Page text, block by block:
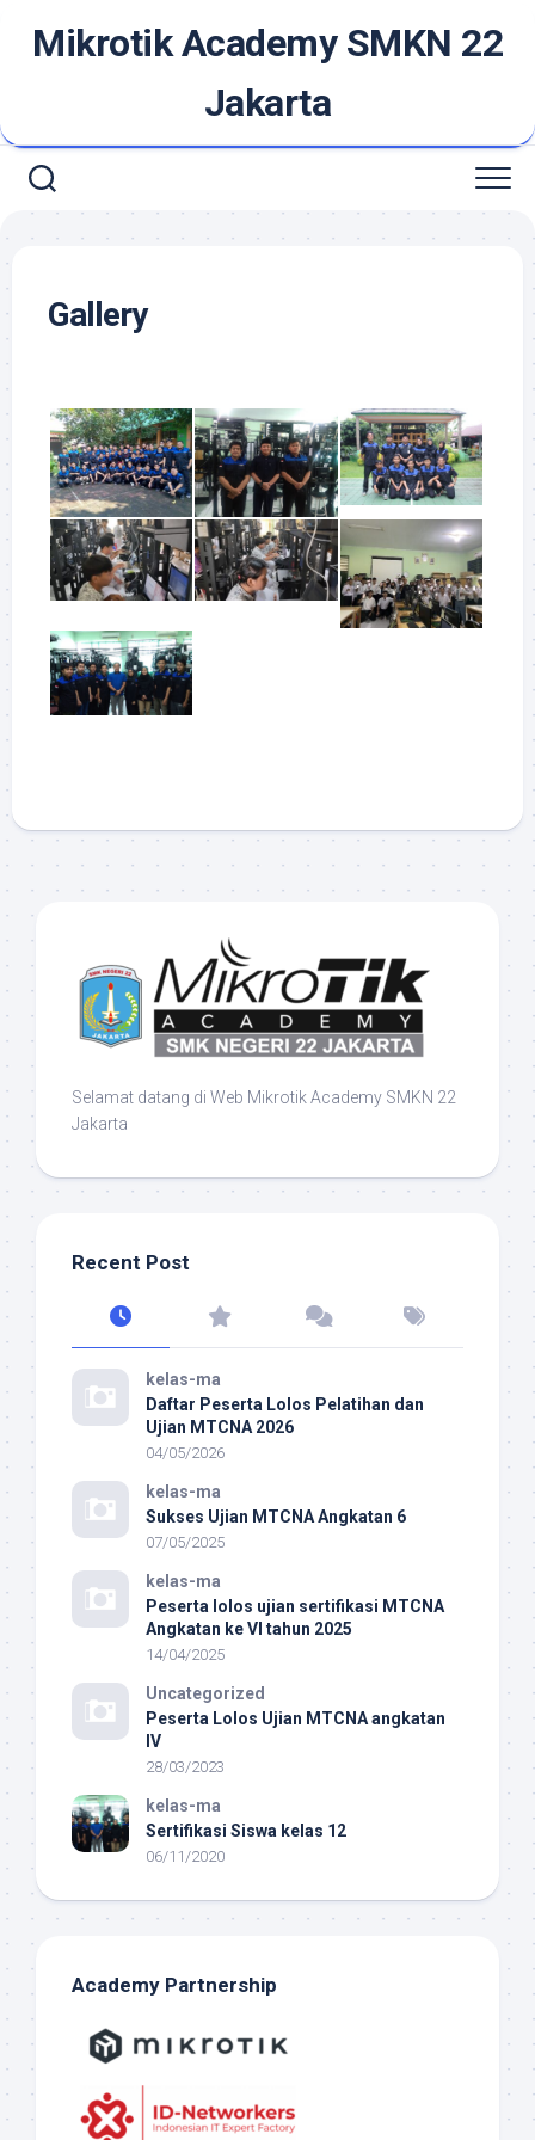
Mikrotik Academy SMKN 22
Jakarta
Gallery
Selamat datang di Web Mikrotik Academy SMKN 22
Jakarta
Recent Post
kelas-ma
Daftar Peserta Lolos Pelatihan dan
Ujian MTCNA 2026
04/05/2026
kelas-ma
Sukses Ujian MTCNA Angkatan 6
07/05/2025
kelas-ma
Peserta lolos ujian sertifikasi MTCNA
Angkatan ke VI tahun 2025
14/04/2025
Uncategorized
Peserta Lolos Ujian MTCNA angkatan
IV
28/03/2023
kelas-ma
Sertifikasi Siswa kelas 12
06/11/2020
Academy Partnership